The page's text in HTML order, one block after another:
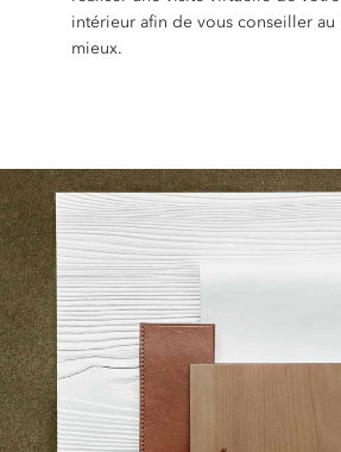
intérieur afin de vous conseiller au
mieux.